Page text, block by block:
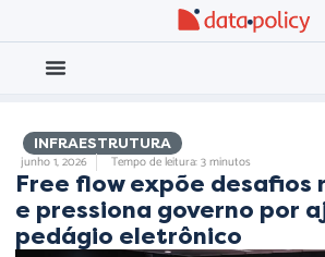
INFRAESTRUTURA
junho 1, 2026 Tempo de leitura: 3 minutos
Free flow expõe desafios
e pressiona governo por
pedágio eletrônico